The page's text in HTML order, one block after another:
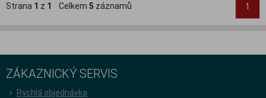
Strana 1 z 1 Celkem 5 záznamů 1
ZÁKAZNICKÝ SERVIS
Rychlá objednávka